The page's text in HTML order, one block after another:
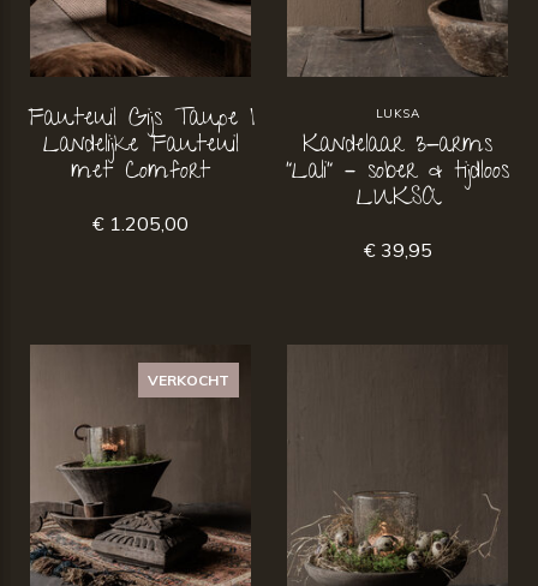
Fauteuil Gijs Taupe |
Landelijke Fauteuil
met Comfort
€ 1.205,00
LUKSA
Kandelaar 3-arms
“Lali” – sober & tijdloos
LUKSA
€ 39,95
VERKOCHT